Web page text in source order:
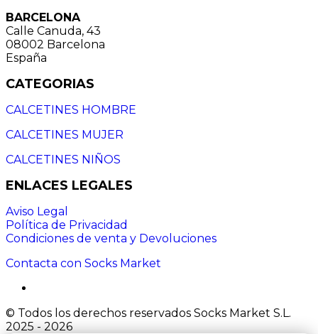
BARCELONA
Calle Canuda, 43
08002 Barcelona
España
CATEGORIAS
CALCETINES HOMBRE
CALCETINES MUJER
CALCETINES NIÑOS
ENLACES LEGALES
Aviso Legal
Política de Privacidad
Condiciones de venta y Devoluciones
Contacta con Socks Market
© Todos los derechos reservados Socks Market S.L.
2025 - 2026